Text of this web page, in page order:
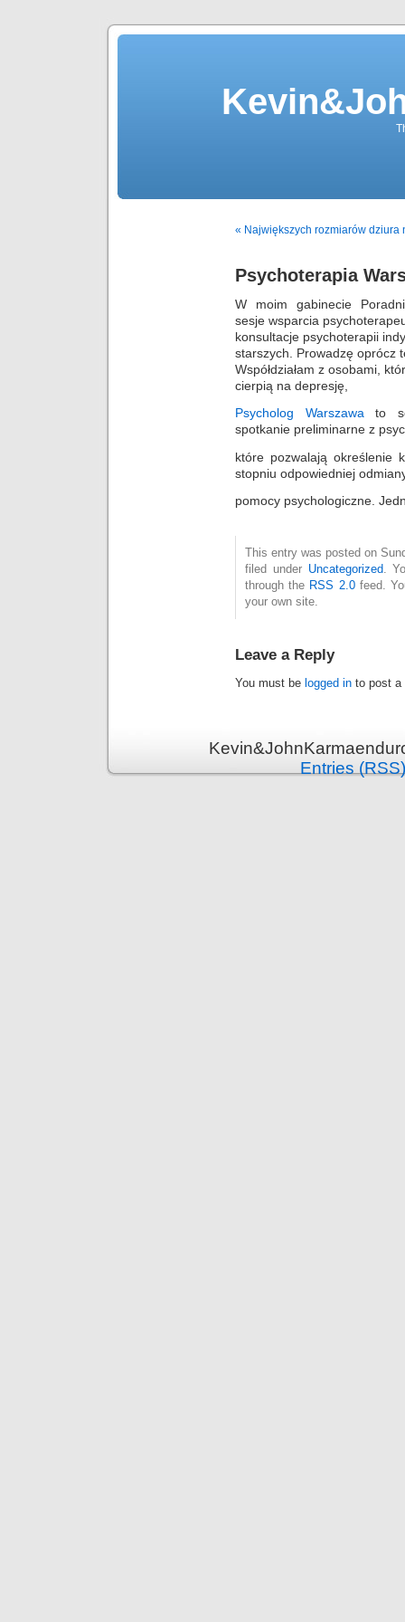
« Największych rozmiarów dziura
Psychoterapia
W moim gabinecie
sesje wsparcia
konsultacje psychoterapii
starszych. Prowadzę oprócz
Współdziałam z osobami,
cierpią na depresję,
Psycholog Warszawa to
spotkanie preliminarne z
które pozwalają określenie
stopniu odpowiedniej
pomocy psychologiczne.
This entry was posted on
filed under Uncategorized.
through the RSS 2.0feed.
your own site.
Leave a Reply
You must be logged in to post a
Entries (RSS)